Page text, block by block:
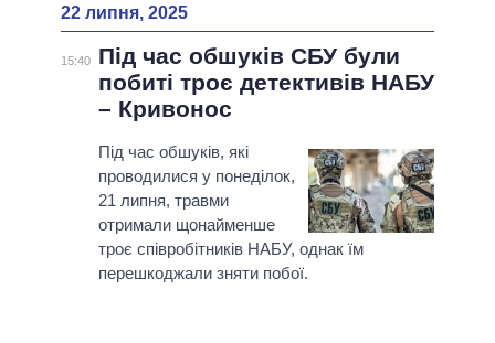
22 липня, 2025
15:40
Під час обшуків СБУ були
побиті троє детективів НАБУ
– Кривонос
‎Під час обшуків, які
проводилися у понеділок,
21 липня, травми
отримали щонайменше
троє співробітників НАБУ, однак їм
перешкоджали зняти побої.